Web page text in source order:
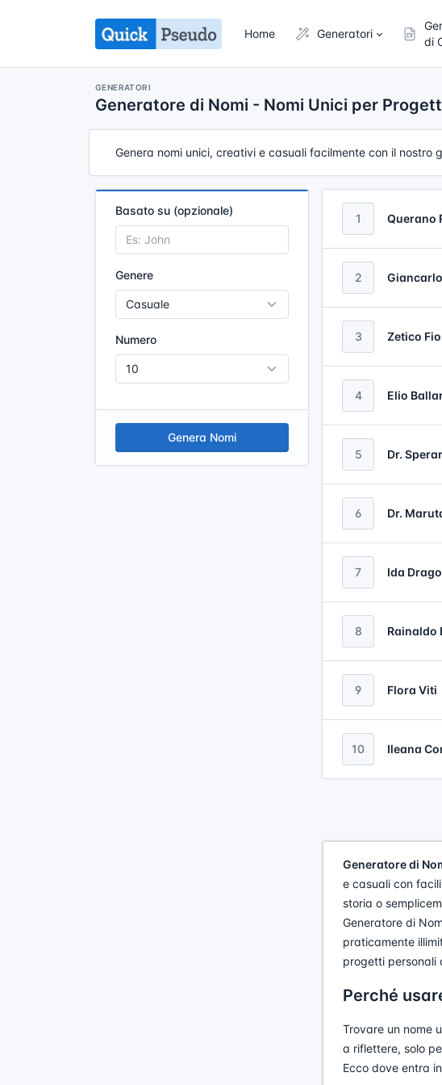
Home Generatori
di
GENERATORI
Generatore di Nomi - Nomi Unici per
Genera nomi unici, creativi e casuali facilmente con il
Basato su (opzionale)
Genere
Numero
Genera Nomi
1 Querano
2
3 Zetico
4 Elio
5 Dr.
6 Dr.
7 Ida
8 Rainaldo
9 Flora Viti
10 Ileana
Generatore di
e casuali con
storia o
Generatore di
praticamente
progetti personali
Perché
Trovare un nome
a riflettere, solo
Ecco dove entra